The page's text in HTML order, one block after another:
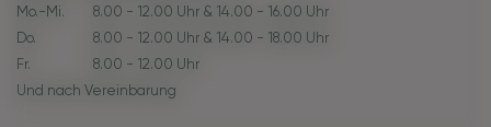
Mo.-Mi.
8.00 - 12.00 Uhr & 14.00 - 16.00 Uhr
Do.
8.00 - 12.00 Uhr & 14.00 - 18.00 Uhr
Fr.
8.00 - 12.00 Uhr
Und nach Vereinbarung